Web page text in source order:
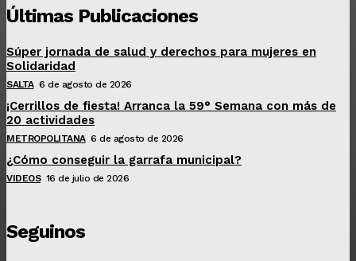
Últimas Publicaciones
Súper jornada de salud y derechos para mujeres en
Solidaridad
SALTA 6 de agosto de 2026
¡Cerrillos de fiesta! Arranca la 59° Semana con más de
20 actividades
METROPOLITANA 6 de agosto de 2026
¿Cómo conseguir la garrafa municipal?
VIDEOS 16 de julio de 2026
Seguinos